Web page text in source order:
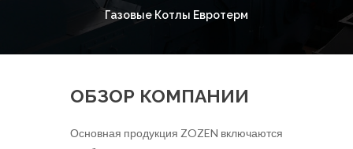
Газовые Котлы Евротерм
ОБЗОР КОМПАНИИ
Основная продукция ZOZEN включаются